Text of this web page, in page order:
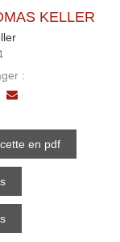
KELLER
:
en pdf